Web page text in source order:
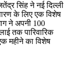
सिंह ने नई दिल्ली
के लिए एक विशेष
ने अपनी 100
तक पारिवारिक
महीने का विशेष